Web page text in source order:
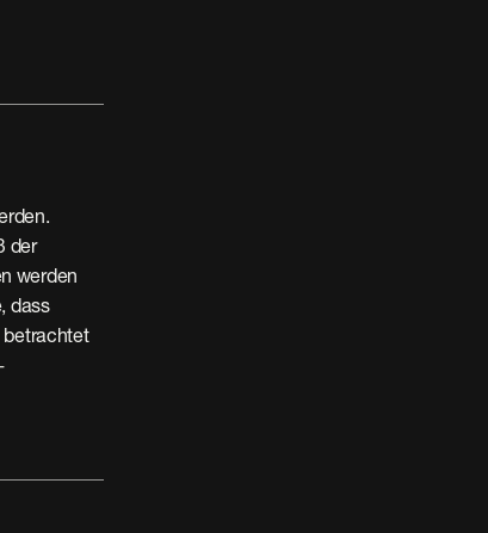
der
werden
dass
betrachtet